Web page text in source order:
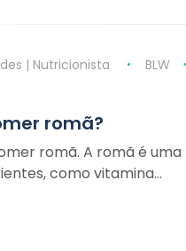
| Nutricionista
BLW
romã?
romã. A romã é uma
como vitamina…